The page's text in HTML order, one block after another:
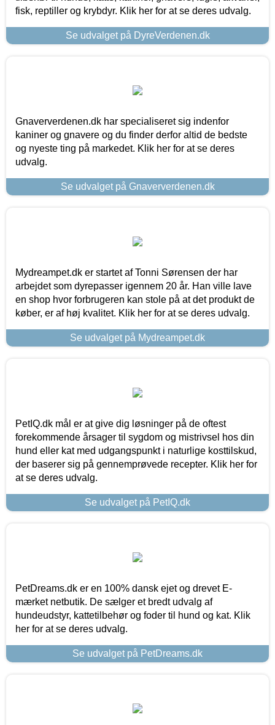
fisk, reptiller og krybdyr. Klik her for at se deres udvalg.
Se udvalget på DyreVerdenen.dk
Gnaververdenen.dk har specialiseret sig indenfor
kaniner og gnavere og du finder derfor altid de bedste
og nyeste ting på markedet. Klik her for at se deres
udvalg.
Se udvalget på Gnaververdenen.dk
Mydreampet.dk er startet af Tonni Sørensen der har
arbejdet som dyrepasser igennem 20 år. Han ville lave
en shop hvor forbrugeren kan stole på at det produkt de
køber, er af høj kvalitet. Klik her for at se deres udvalg.
Se udvalget på Mydreampet.dk
PetIQ.dk mål er at give dig løsninger på de oftest
forekommende årsager til sygdom og mistrivsel hos din
hund eller kat med udgangspunkt i naturlige kosttilskud,
der baserer sig på gennemprøvede recepter. Klik her for
at se deres udvalg.
Se udvalget på PetIQ.dk
PetDreams.dk er en 100% dansk ejet og drevet E-
mærket netbutik. De sælger et bredt udvalg af
hundeudstyr, kattetilbehør og foder til hund og kat. Klik
her for at se deres udvalg.
Se udvalget på PetDreams.dk